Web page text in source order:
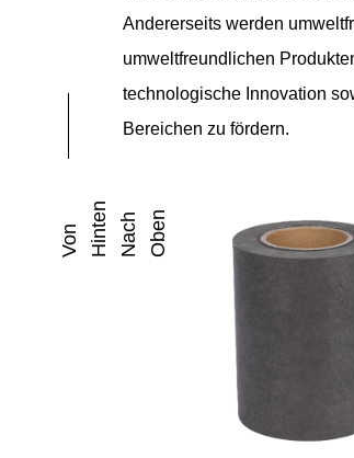
Andererseits werden
umweltfreundlichen
technologische Innovation
Bereichen zu fördern.
V
O
N
H
I
N
T E
N
N
A
C H
O
B
E N